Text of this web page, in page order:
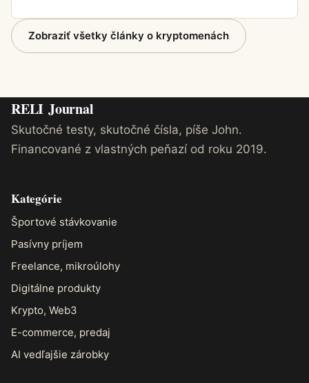
Zobraziť všetky články o kryptomenách
RELI Journal
Skutočné testy, skutočné čísla, píše John.
Financované z vlastných peňazí od roku 2019.
Kategórie
Športové stávkovanie
Pasívny príjem
Freelance, mikroúlohy
Digitálne produkty
Krypto, Web3
E-commerce, predaj
AI vedľajšie zárobky